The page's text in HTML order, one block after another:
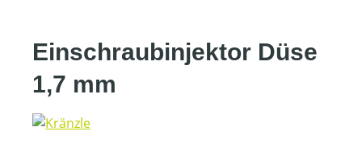
Einschraubinjektor Düse
1,7 mm